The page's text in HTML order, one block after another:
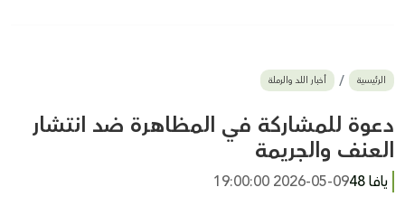
بيع وشراء
أخبار القدس
وفيات
المزيد
ارسل خبر
الرئيسية أخبار اللد والرملة
دعوة للمشاركة في المظاهرة ضد انتشار
العنف والجريمة
يافا 48
2026-05-09 19:00:00